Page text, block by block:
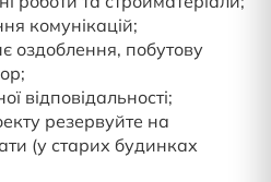
комунікацій;
оздоблення, побутову
відповідальності;
резервуйте на
(у старих будинках